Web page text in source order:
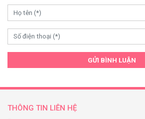
GỬI BÌNH LUẬN
THÔNG TIN LIÊN HỆ